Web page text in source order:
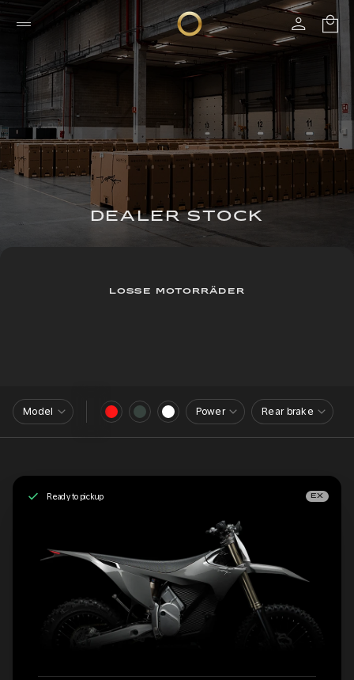
DEALER STOCK
LOSSE MOTORRÄDER
Model Power Rear brake
Ready to pickup EX